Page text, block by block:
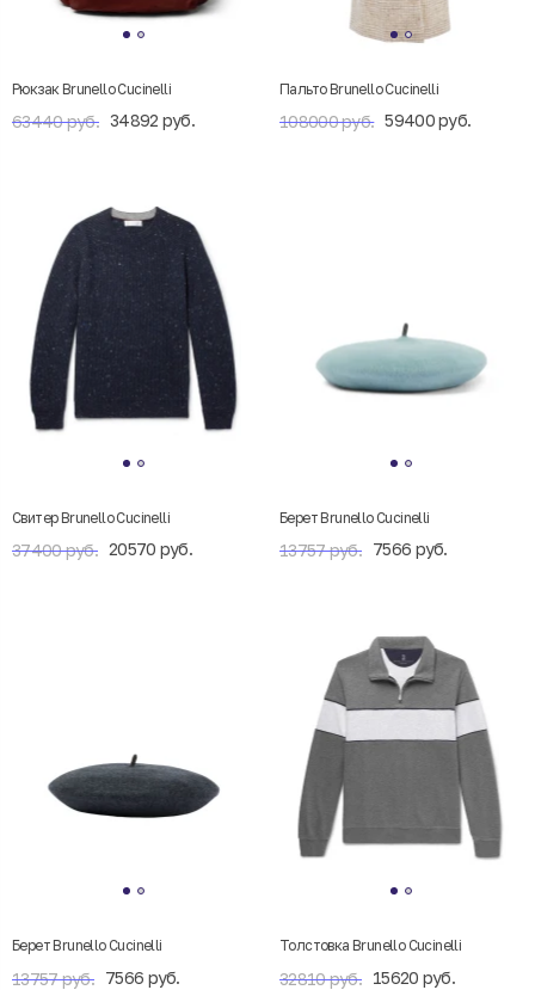
Рюкзак Brunello Cucinelli
63440 руб. 34892 руб.
Пальто Brunello Cucinelli
108000 руб. 59400 руб.
Свитер Brunello Cucinelli
37400 руб. 20570 руб.
Берет Brunello Cucinelli
13757 руб. 7566 руб.
Берет Brunello Cucinelli
13757 руб. 7566 руб.
Толстовка Brunello Cucinelli
32810 руб. 15620 руб.